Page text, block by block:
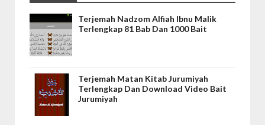
Terjemah Nadzom Alfiah Ibnu Malik
Terlengkap 81 Bab Dan 1000 Bait
Terjemah Matan Kitab Jurumiyah
Terlengkap Dan Download Video Bait
Jurumiyah